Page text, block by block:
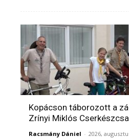
Kopácson táborozott a
Zrínyi Miklós
Racsmány Dániel - 2026,